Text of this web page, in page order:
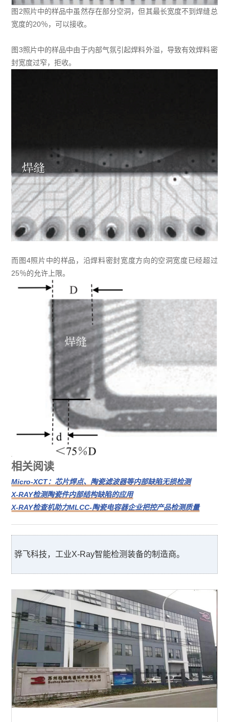
图2照片中的样品中虽然存在部分空洞，但其最长宽度不到焊缝总
宽度的20％，可以接收。
图3照片中的样品中由于内部气氛引起焊料外溢，导致有效焊料密
封宽度过窄，拒收。
而图4照片中的样品，沿焊料密封宽度方向的空洞宽度已经超过
25％的允许上限。
相关阅读
Micro-XCT：芯片焊点、陶瓷滤波器等内部缺陷无损检测
X-RAY检测陶瓷件内部结构缺陷的应用
X-RAY检查机助力MLCC-陶瓷电容器企业把控产品检测质量
骅飞科技，工业X-Ray智能检测装备的制造商。